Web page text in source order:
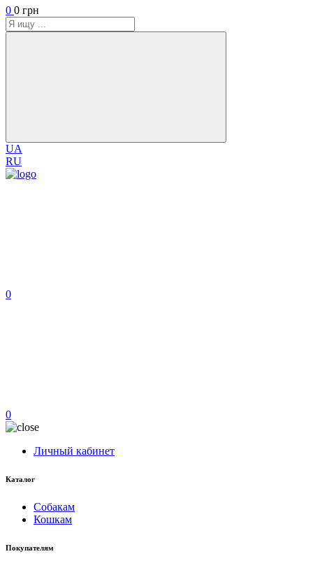
0 0 грн
UA
RU
0
0
Личный кабинет
Каталог
Собакам
Кошкам
Покупателям